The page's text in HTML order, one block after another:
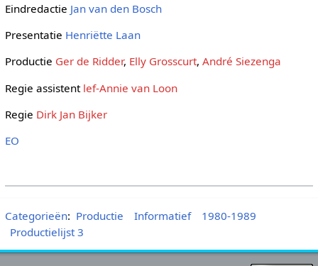
Eindredactie Jan van den Bosch
Presentatie Henriëtte Laan
Productie Ger de Ridder, Elly Grosscurt, André Siezenga
Regie assistent lef-Annie van Loon
Regie Dirk Jan Bijker
EO
Categorieën: Productie Informatief
1980-1989
Productielijst 3